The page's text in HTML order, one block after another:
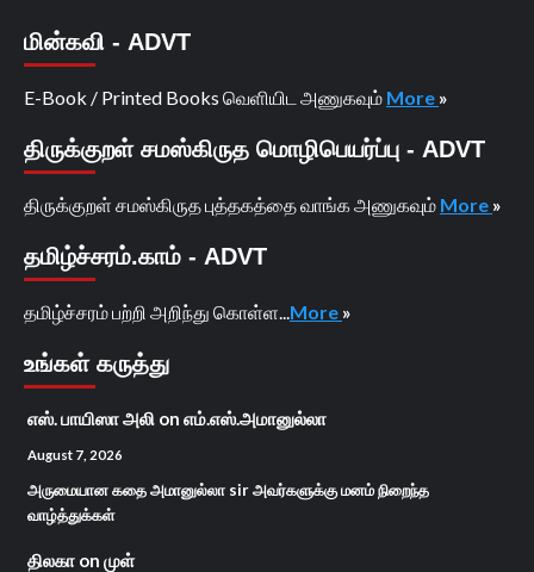
மின்கவி - ADVT
E-Book / Printed Books வெளியிட அணுகவும் More »
திருக்குறள் சமஸ்கிருத மொழிபெயர்ப்பு - ADVT
திருக்குறள் சமஸ்கிருத புத்தகத்தை வாங்க அணுகவும் More »
தமிழ்ச்சரம்.காம் - ADVT
தமிழ்ச்சரம் பற்றி அறிந்து கொள்ள... More »
உங்கள் கருத்து
எஸ். பாயிஸா அலி on எம்.எஸ்.அமானுல்லா
August 7, 2026
அருமையான கதை அமானுல்லா sir அவர்களுக்கு மனம் நிறைந்த
வாழ்த்துக்கள்
திலகா on முள்